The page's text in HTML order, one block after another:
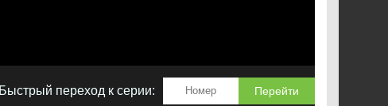
Быстрый переход к серии: Перейти